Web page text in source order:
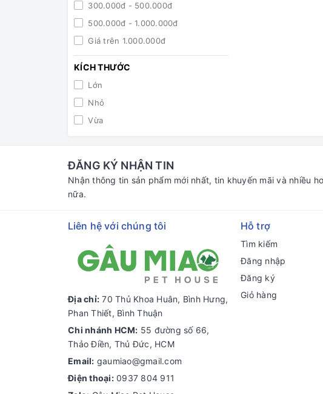
300.000đ - 500.000đ
500.000đ - 1.000.000đ
Giá trên 1.000.000đ
KÍCH THƯỚC
Lớn
Nhỏ
Vừa
ĐĂNG KÝ NHẬN TIN
Nhận thông tin sản phẩm mới nhất, tin khuyến mãi và nhiều
nữa.
Liên hệ với chúng tôi
Địa chỉ: 70 Thủ Khoa Huân, Bình Hưng,
Phan Thiết, Bình Thuận
Chi nhánh HCM: 55 đường số 66,
Thảo Điền, Thủ Đức, HCM
Email: gaumiao@gmail.com
Điện thoại: 0937 804 911
Hỗ trợ
Tìm kiếm
Đăng nhập
Đăng ký
Giỏ hàng